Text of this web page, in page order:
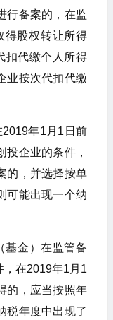
行备案的，在监
得股权转让所得
扣代缴个人所得
业按次代扣代缴
年1月1日前
投企业的条件，
的，并选择按单
可能出现一个纳
金）在监管备
，在2019年1月1
的，应当按照年
税年度中出现了